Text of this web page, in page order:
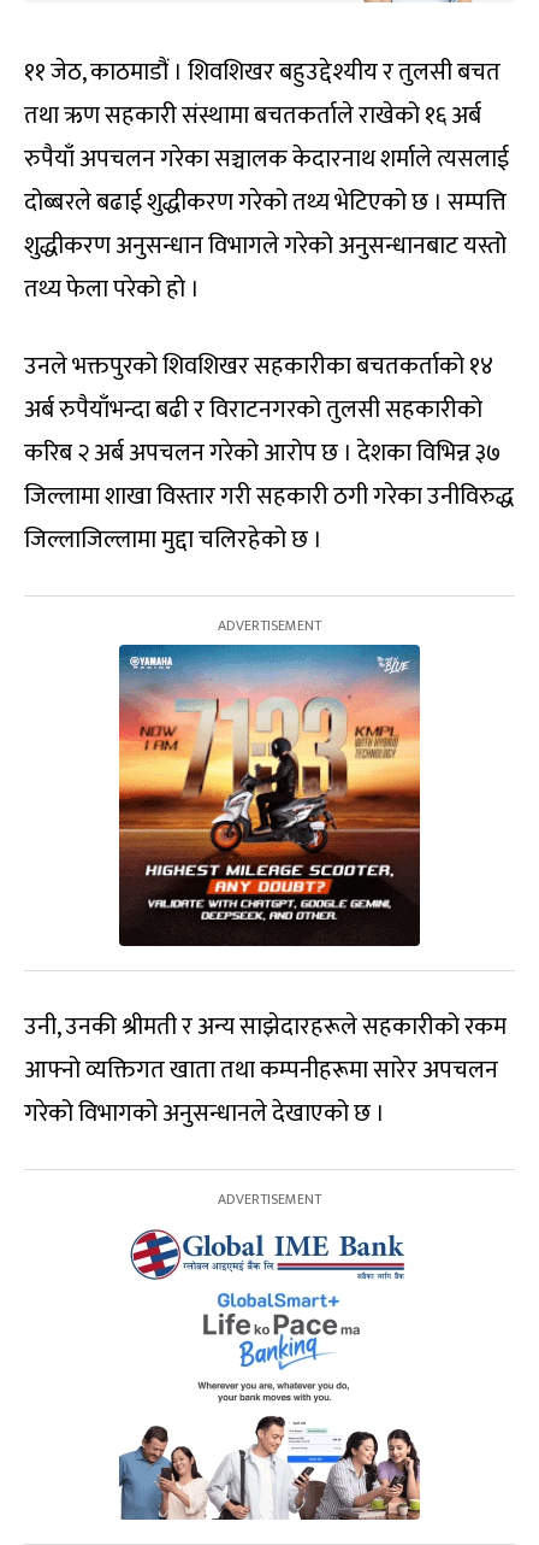
११ जेठ, काठमाडौं । शिवशिखर बहुउद्देश्यीय र तुलसी बचत
तथा ऋण सहकारी संस्थामा बचतकर्ताले राखेको १६ अर्ब
रुपैयाँ अपचलन गरेका सञ्चालक केदारनाथ शर्माले त्यसलाई
दोब्बरले बढाई शुद्धीकरण गरेको तथ्य भेटिएको छ । सम्पत्ति
शुद्धीकरण अनुसन्धान विभागले गरेको अनुसन्धानबाट यस्तो
तथ्य फेला परेको हो ।
उनले भक्तपुरको शिवशिखर सहकारीका बचतकर्ताको १४
अर्ब रुपैयाँभन्दा बढी र विराटनगरको तुलसी सहकारीको
करिब २ अर्ब अपचलन गरेको आरोप छ । देशका विभिन्न ३७
जिल्लामा शाखा विस्तार गरी सहकारी ठगी गरेका उनीविरुद्ध
जिल्लाजिल्लामा मुद्दा चलिरहेको छ ।
उनी, उनकी श्रीमती र अन्य साझेदारहरूले सहकारीको रकम
आफ्नो व्यक्तिगत खाता तथा कम्पनीहरूमा सारेर अपचलन
गरेको विभागको अनुसन्धानले देखाएको छ ।